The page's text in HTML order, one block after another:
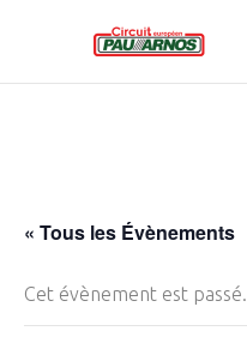
« Tous les Évènements
Cet évènement est passé.